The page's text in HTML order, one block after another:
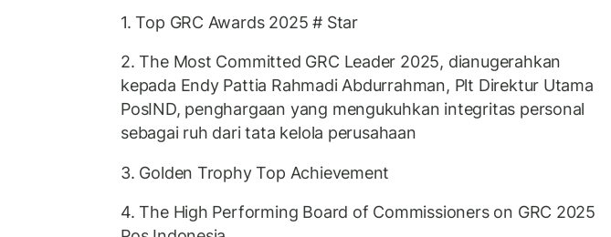
1. Top GRC Awards 2025 # Star
2. The Most Committed GRC Leader 2025, dianugerahkan
kepada Endy Pattia Rahmadi Abdurrahman, Plt Direktur Utama
PosIND, penghargaan yang mengukuhkan integritas personal
sebagai ruh dari tata kelola perusahaan
3. Golden Trophy Top Achievement
4. The High Performing Board of Commissioners on GRC 2025